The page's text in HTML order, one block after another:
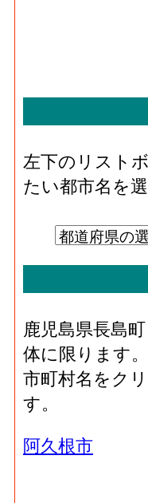
左下のリスト
たい都市名を
鹿児島県長島
体に限ります。
市町村名をク
す。
阿久根市